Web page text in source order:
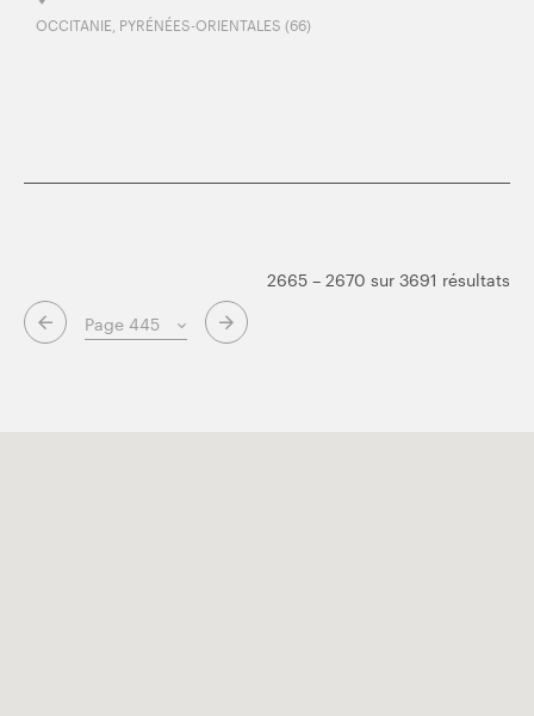
OCCITANIE, PYRÉNÉES-ORIENTALES (66)
Page suivante
2665 – 2670 sur 3691 résultats